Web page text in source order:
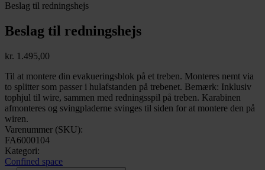
Beslag til redningshejs
Beslag til redningshejs
kr. 1.495,00
Til at montere din evakueringsblok på et treben. Monteres nemt via
to splitter som passer i hulafstanden på trebenet. Bemærk: Inklusiv
tophjul til wire, sammen med redningsspil på treben. Karabinen
afmonteres og svingpladerne svinges til siden for at montere den på
wiren.
Varenummer (SKU):
FA6000104
Kategori:
Confined space